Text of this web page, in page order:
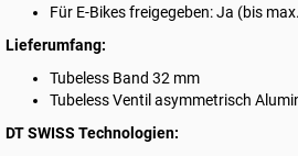
Für E-Bikes freigegeben: Ja (bis
Lieferumfang:
Tubeless Band 32 mm
Tubeless Ventil asymmetrisch
DT SWISS Technologien: